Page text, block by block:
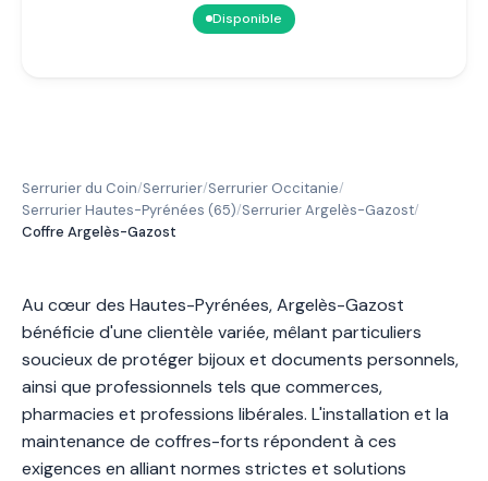
Disponible
Serrurier du Coin/Serrurier/Serrurier Occitanie/
Serrurier Hautes-Pyrénées (65)/Serrurier Argelès-Gazost/
Coffre Argelès-Gazost
Au cœur des Hautes-Pyrénées, Argelès-Gazost
bénéficie d'une clientèle variée, mêlant particuliers
soucieux de protéger bijoux et documents personnels,
ainsi que professionnels tels que commerces,
pharmacies et professions libérales. L'installation et la
maintenance de coffres-forts répondent à ces
exigences en alliant normes strictes et solutions